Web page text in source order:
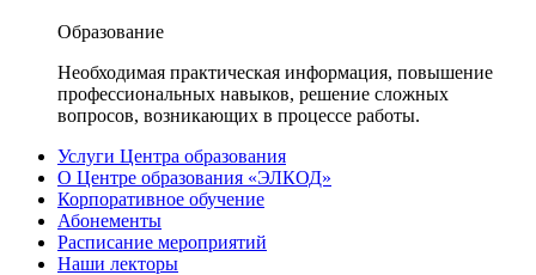
Образование
Необходимая практическая информация, повышение
профессиональных навыков, решение сложных
вопросов, возникающих в процессе работы.
Услуги Центра образования
О Центре образования «ЭЛКОД»
Корпоративное обучение
Абонементы
Расписание мероприятий
Наши лекторы